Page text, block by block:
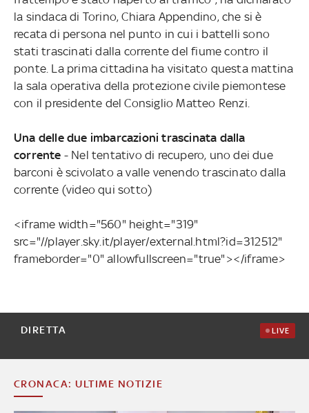
la sindaca di Torino, Chiara Appendino, che si è
recata di persona nel punto in cui i battelli sono
stati trascinati dalla corrente del fiume contro il
ponte. La prima cittadina ha visitato questa mattina
la sala operativa della protezione civile piemontese
con il presidente del Consiglio Matteo Renzi.
Una delle due imbarcazioni trascinata dalla
corrente - Nel tentativo di recupero, uno dei due
barconi è scivolato a valle venendo trascinato dalla
corrente (video qui sotto)
<iframe width="560" height="319"
src="//player.sky.it/player/external.html?id=312512"
frameborder="0" allowfullscreen="true"></iframe>
DIRETTA LIVE
CRONACA: ULTIME NOTIZIE